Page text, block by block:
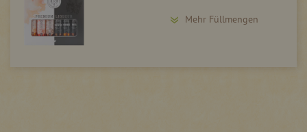
Mehr Füllmengen